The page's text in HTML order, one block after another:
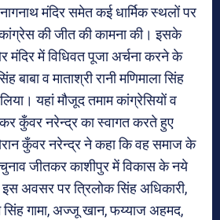
मंदिर समेत कई धार्मिक स्थलों पर
की जीत की कामना की। इसके
मंदिर में विधिवत पूजा अर्चना करने के
बाबा व माताश्री रानी मणिमाला सिंह
यहां मौजूद तमाम कांग्रेसियों व
कर कुँवर नरेन्द्र का स्वागत करते हुए
कुँवर नरेन्द्र ने कहा कि वह समाज के
जीतकर काशीपुर में विकास के नये
अवसर पर त्रिलोक सिंह अधिकारी,
सिंह गामा, अज्जू खान, फय्याज अहमद,